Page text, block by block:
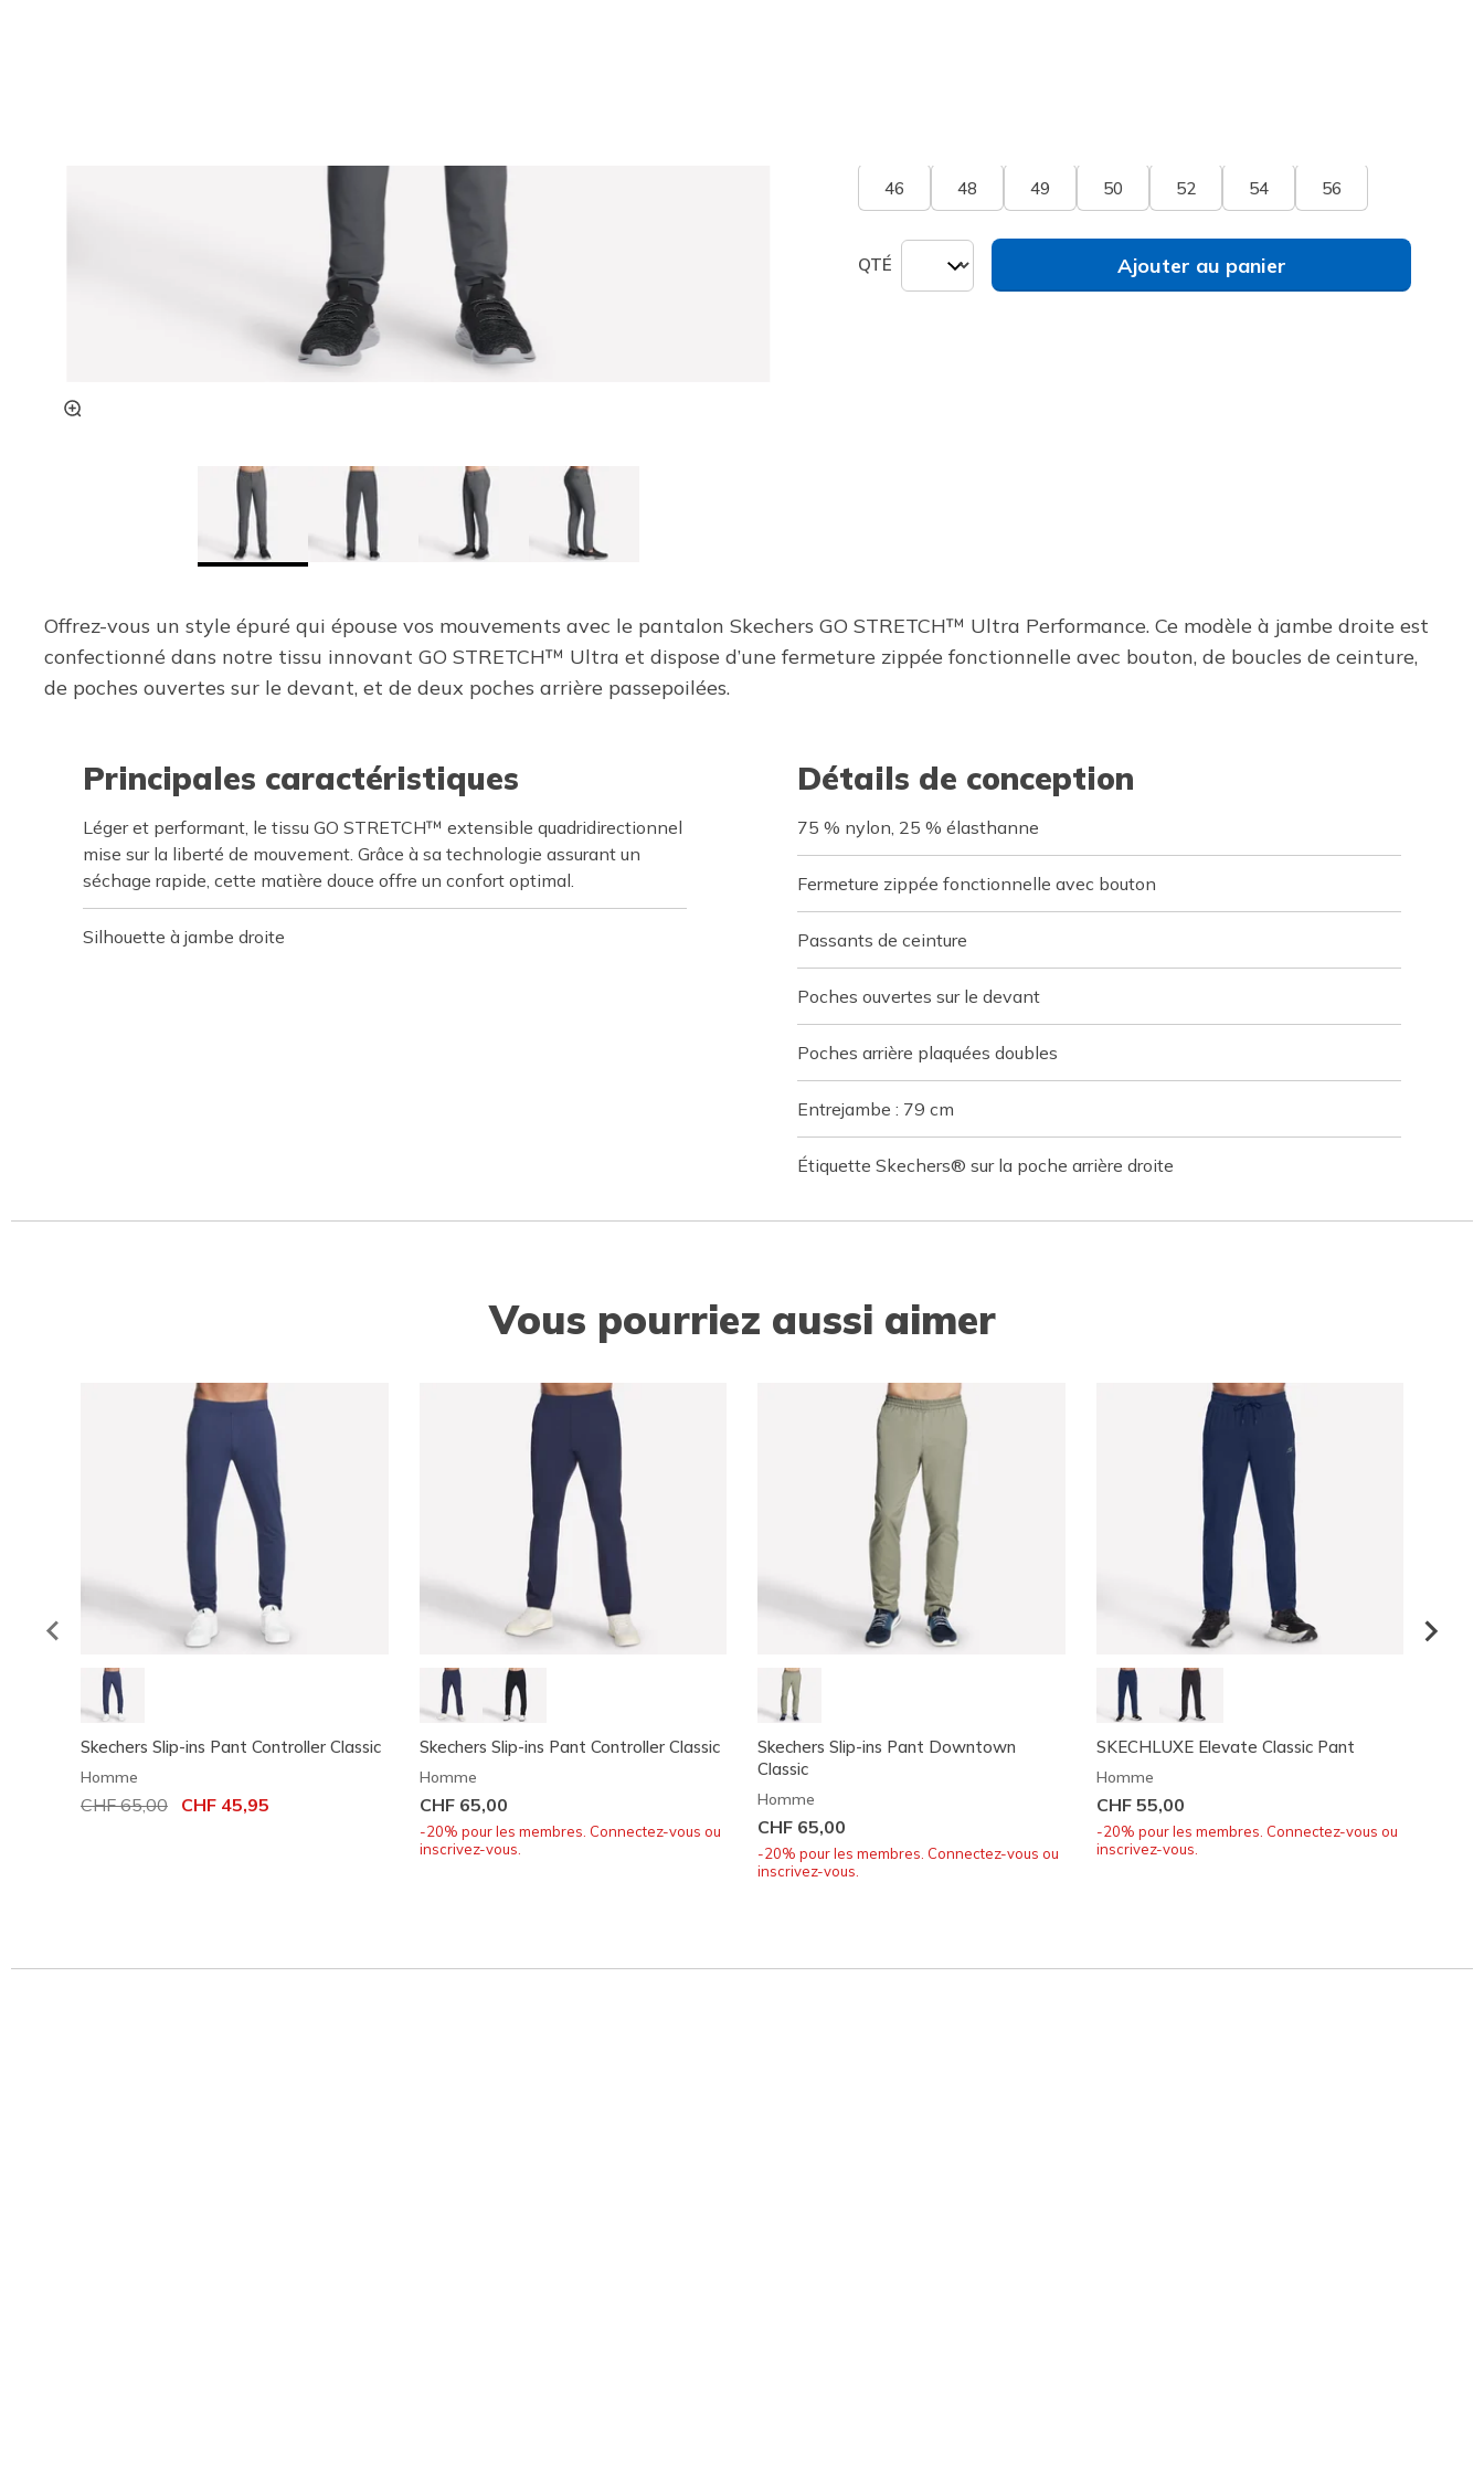
46 48 49 50 52 54 56
QTÉ Ajouter au panier
Offrez-vous un style épuré qui épouse vos mouvements avec le pantalon Skechers GO STRETCH™ Ultra Performance. Ce modèle à jambe droite est
confectionné dans notre tissu innovant GO STRETCH™ Ultra et dispose d’une fermeture zippée fonctionnelle avec bouton, de boucles de ceinture,
de poches ouvertes sur le devant, et de deux poches arrière passepoilées.
Principales caractéristiques
Léger et performant, le tissu GO STRETCH™ extensible quadridirectionnel
mise sur la liberté de mouvement. Grâce à sa technologie assurant un
séchage rapide, cette matière douce offre un confort optimal.
Silhouette à jambe droite
Détails de conception
75 % nylon, 25 % élasthanne
Fermeture zippée fonctionnelle avec bouton
Passants de ceinture
Poches ouvertes sur le devant
Poches arrière plaquées doubles
Entrejambe : 79 cm
Étiquette Skechers® sur la poche arrière droite
Vous pourriez aussi aimer
Skechers Slip-ins Pant Controller Classic
Homme
Prix réduit de
CHF 65,00 CHF 45,95
Skechers Slip-ins Pant Controller Classic
Homme
CHF 65,00
-20% pour les membres. Connectez-vous ou
inscrivez-vous.
Skechers Slip-ins Pant Downtown
Classic
Homme
CHF 65,00
-20% pour les membres. Connectez-vous ou
inscrivez-vous.
SKECHLUXE Elevate Classic Pant
Homme
CHF 55,00
-20% pour les membres. Connectez-vous ou
inscrivez-vous.